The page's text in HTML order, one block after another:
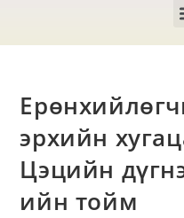
эрхийн
Цэцийн
ийн тойм